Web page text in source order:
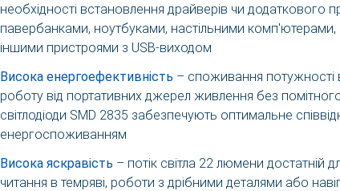
необхідності встановлення драйверів чи
павербанками, ноутбуками, настільними
іншими пристроями з USB-виходом
Висока енергоефективність – споживання потужності
роботу від портативних джерел живлення без
світлодіоди SMD 2835 забезпечують оптимальне
енергоспоживанням
Висока яскравість – потік світла 22 люмени достатній
читання в темряві, роботи з дрібними деталями або